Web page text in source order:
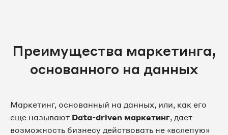
Преимущества маркетинга,
основанного на данных
Маркетинг, основанный на данных, или, как его
еще называют Data-driven маркетинг, дает
возможность бизнесу действовать не «вслепую»